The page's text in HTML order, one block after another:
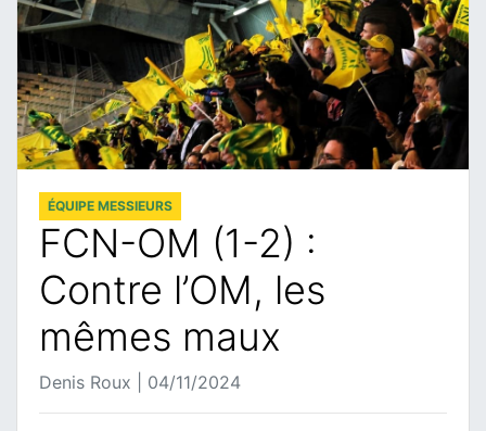
ÉQUIPE MESSIEURS
FCN-OM (1-2) :
Contre l’OM, les
mêmes maux
Denis Roux | 04/11/2024